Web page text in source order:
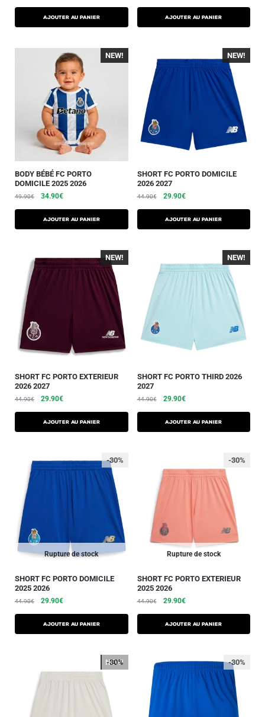
AJOUTER AU PANIER AJOUTER AU PANIER
NEW!
BODY BÉBÉ FC PORTO
DOMICILE 2025 2026
49.90€ 34.90€
AJOUTER AU PANIER
NEW!
SHORT FC PORTO DOMICILE
2026 2027
44.90€ 29.90€
AJOUTER AU PANIER
NEW!
SHORT FC PORTO EXTERIEUR
2026 2027
44.90€ 29.90€
AJOUTER AU PANIER
NEW!
SHORT FC PORTO THIRD 2026
2027
44.90€ 29.90€
AJOUTER AU PANIER
Rupture de stock
-30%
SHORT FC PORTO DOMICILE
2025 2026
44.90€ 29.90€
AJOUTER AU PANIER
Rupture de stock
-30%
SHORT FC PORTO EXTERIEUR
2025 2026
44.90€ 29.90€
AJOUTER AU PANIER
NEW!
-30% -30%